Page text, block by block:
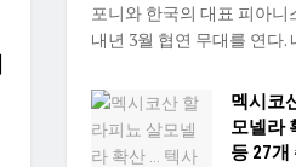
포니와 한국의 대표 피아니
내년 3월 협연 무대를 연다.
멕시코
모넬라
등 27개